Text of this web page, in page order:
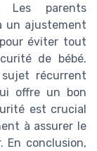
Les parents
un ajustement
éviter tout
de bébé.
récurrent
offre un bon
est crucial
à assurer le
En conclusion,